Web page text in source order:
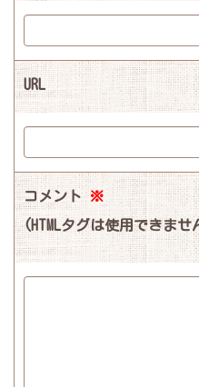
URL
コメント※
(HTMLタグは使用できませ